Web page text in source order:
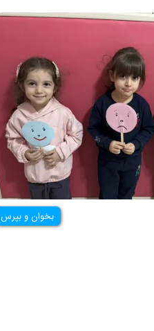
بخوان و بپرس